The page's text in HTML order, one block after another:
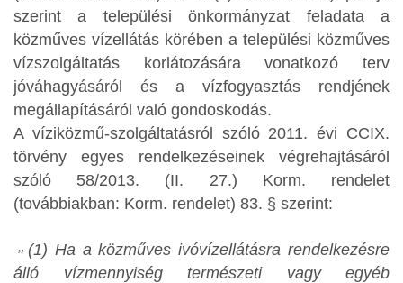
szerint a települési önkormányzat feladata a
közműves vízellátás körében a települési közműves
vízszolgáltatás korlátozására vonatkozó terv
jóváhagyásáról és a vízfogyasztás rendjének
megállapításáról való gondoskodás.
A víziközmű-szolgáltatásról szóló 2011. évi CCIX.
törvény egyes rendelkezéseinek végrehajtásáról
szóló 58/2013. (II. 27.) Korm. rendelet
(továbbiakban: Korm. rendelet) 83. § szerint:
(1) Ha a közműves ivóvízellátásra rendelkezésre
álló vízmennyiség természeti vagy egyéb